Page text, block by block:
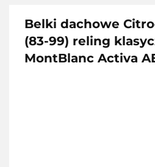
Belki dachowe
(83-99) reling
MontBlanc Activa